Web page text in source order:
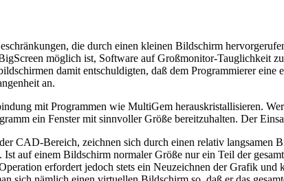
die durch einen kleinen Bildschirm
möglich ist, Software auf Großmonitor-Tauglichkeit
damit entschuldigten, daß dem Programmierer
an.
mit Programmen wie MultiGem herauskristallisieren.
ein Fenster mit sinnvoller Größe bereitzuhalten. Der
CAD-Bereich, zeichnen sich durch einen relativ
auf einem Bildschirm normaler Größe nur ein Teil der
erfordert jedoch stets ein Neuzeichnen der Grafik